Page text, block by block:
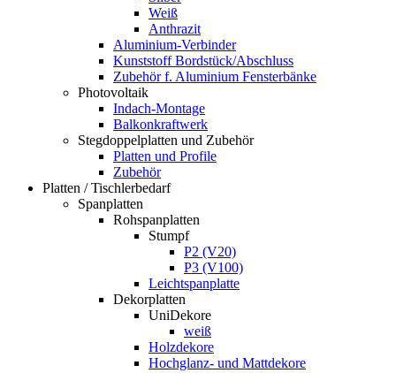
Weiß
Anthrazit
Aluminium-Verbinder
Kunststoff Bordstück/Abschluss
Zubehör f. Aluminium Fensterbänke
Photovoltaik
Indach-Montage
Balkonkraftwerk
Stegdoppelplatten und Zubehör
Platten und Profile
Zubehör
Platten / Tischlerbedarf
Spanplatten
Rohspanplatten
Stumpf
P2 (V20)
P3 (V100)
Leichtspanplatte
Dekorplatten
UniDekore
weiß
Holzdekore
Hochglanz- und Mattdekore